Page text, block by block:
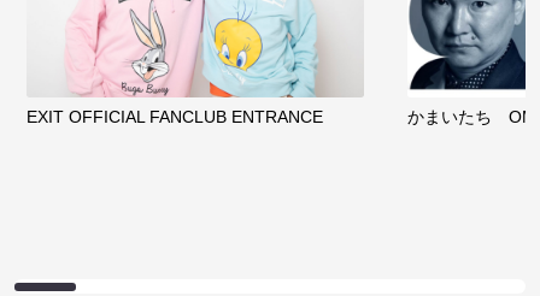
EXIT OFFICIAL FANCLUB ENTRANCE かまいたち